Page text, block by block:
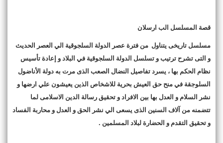
قصة المسلسل الب ارسلان
مسلسل تاريخى يتناول من فترة عصر الدولة السلجوقية الي العصر الحديث
و التى تشرح ترتيب و تسلسل الدولة السلجوقية في البلاد و إعادة تأسيس
نظام الحكم بها ، يسرد تفاصيل النضال الصعب الذى مرت به دولة الأناضول
السلوجقة في منح حق العيش بحرية للاشخاص الذين يعيشون علي ارضها و
نشر السلام و العدل بها بين الافراد و تحقيق رسالة الدين الاسلامى لما
تتضمنه من آلاف السنين الذى يسعى الي نشر الحق و العدل و محاربة الفساد
و تحقيق التقدم و الحضارة لبلاد المسلمين .